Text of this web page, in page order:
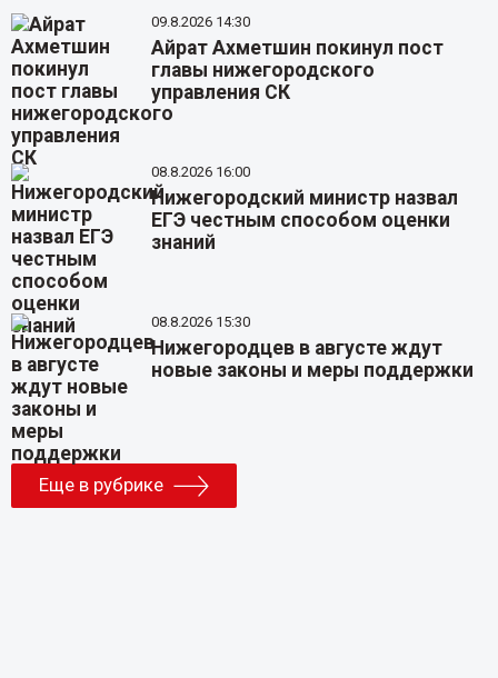
09.8.2026 14:30
Айрат Ахметшин покинул пост
главы нижегородского
управления СК
08.8.2026 16:00
Нижегородский министр назвал
ЕГЭ честным способом оценки
знаний
08.8.2026 15:30
Нижегородцев в августе ждут
новые законы и меры поддержки
Еще в рубрике